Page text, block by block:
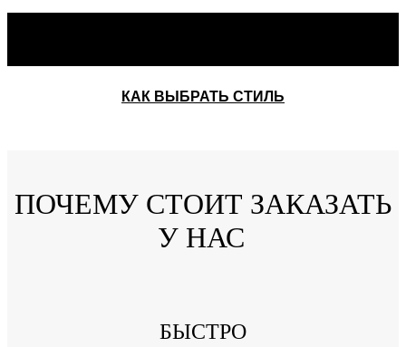
КАК ВЫБРАТЬ СТИЛЬ
ПОЧЕМУ СТОИТ ЗАКАЗАТЬ
У НАС
БЫСТРО